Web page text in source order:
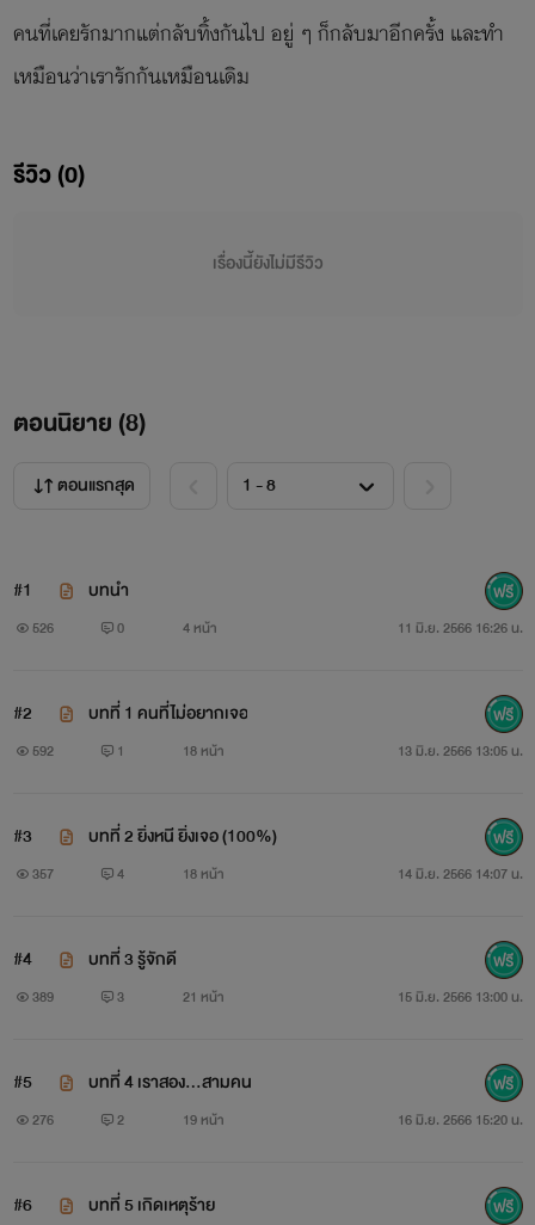
คนที่เคยรักมากแต่กลับทิ้งกันไป อยู่ ๆ ก็กลับมาอีกครั้ง และทำ
เหมือนว่าเรารักกันเหมือนเดิม
รีวิว (0)
เรื่องนี้ยังไม่มีรีวิว
ตอนนิยาย (8)
ตอนแรกสุด
#1 บทนำ
526 0 4 หน้า 11 มิ.ย. 2566 16:26 น.
#2 บทที่ 1 คนที่ไม่อยากเจอ
592 1 18 หน้า 13 มิ.ย. 2566 13:05 น.
#3 บทที่ 2 ยิ่งหนี ยิ่งเจอ (100%)
357 4 18 หน้า 14 มิ.ย. 2566 14:07 น.
#4 บทที่ 3 รู้จักดี
389 3 21 หน้า 15 มิ.ย. 2566 13:00 น.
#5 บทที่ 4 เราสอง...สามคน
276 2 19 หน้า 16 มิ.ย. 2566 15:20 น.
#6 บทที่ 5 เกิดเหตุร้าย